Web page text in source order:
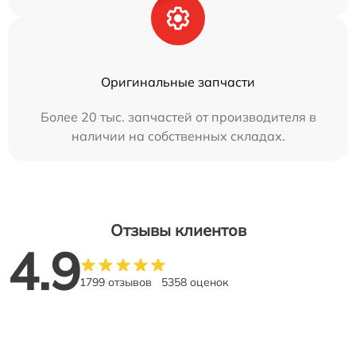
Оригинальные запчасти
Более 20 тыс. запчастей от производителя в
наличии на собственных складах.
Отзывы клиентов
4.91799 отзывов 5358 оценок